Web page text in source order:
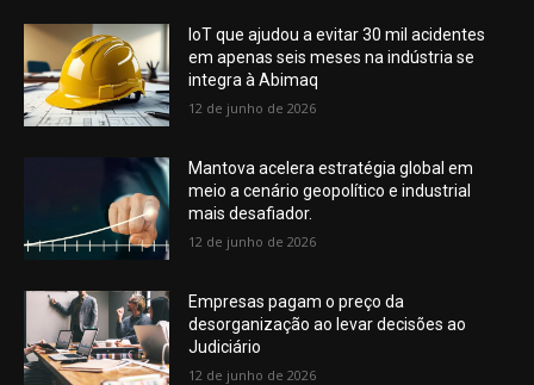
IoT que ajudou a evitar 30 mil acidentes
em apenas seis meses na indústria se
integra à Abimaq
12 de junho de 2026
Mantova acelera estratégia global em
meio a cenário geopolítico e industrial
mais desafiador.
12 de junho de 2026
Empresas pagam o preço da
desorganização ao levar decisões ao
Judiciário
12 de junho de 2026